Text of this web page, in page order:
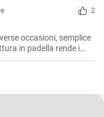
2
occasioni, semplice
in padella rende i
segreto per una cottura
per sigillarne i sapori